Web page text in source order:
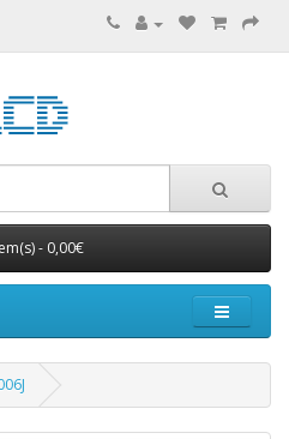
- 0,00€